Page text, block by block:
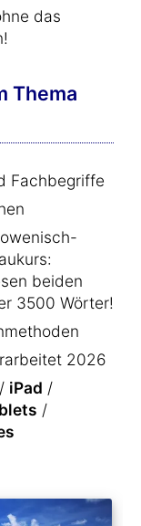
das
Thema
Fachbegriffe
beiden
3500 Wörter!
2026
/ iPad /
/